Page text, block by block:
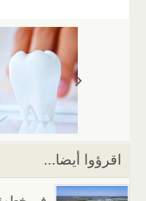
k
er
e
er
اقرؤوا أيضا...